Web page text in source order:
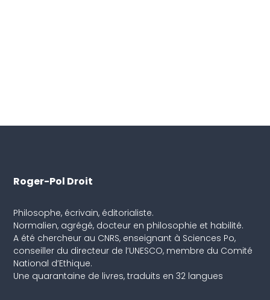
Roger-Pol Droit
Philosophe, écrivain, éditorialiste.
Normalien, agrégé, docteur en philosophie et habilité.
A été chercheur au CNRS, enseignant à Sciences Po,
conseiller du directeur de l’UNESCO, membre du Comité
National d’Ethique.
Une quarantaine de livres, traduits en 32 langues